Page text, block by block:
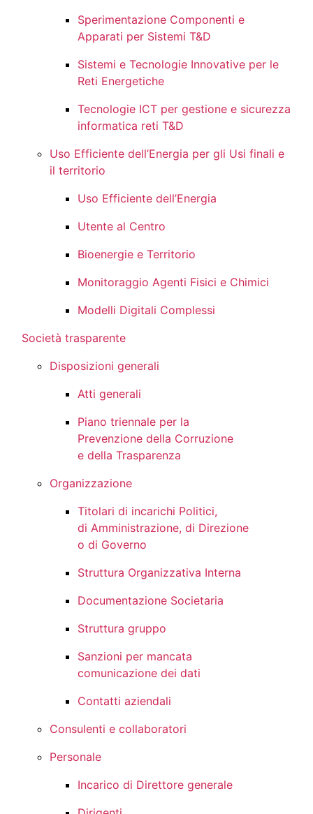
Sperimentazione Componenti e
Apparati per Sistemi T&D
Sistemi e Tecnologie Innovative per le
Reti Energetiche
Tecnologie ICT per gestione e sicurezza
informatica reti T&D
Uso Efficiente dell’Energia per gli Usi finali e
il territorio
Uso Efficiente dell’Energia
Utente al Centro
Bioenergie e Territorio
Monitoraggio Agenti Fisici e Chimici
Modelli Digitali Complessi
Società trasparente
Disposizioni generali
Atti generali
Piano triennale per la
Prevenzione della Corruzione
e della Trasparenza
Organizzazione
Titolari di incarichi Politici,
di Amministrazione, di Direzione
o di Governo
Struttura Organizzativa Interna
Documentazione Societaria
Struttura gruppo
Sanzioni per mancata
comunicazione dei dati
Contatti aziendali
Consulenti e collaboratori
Personale
Incarico di Direttore generale